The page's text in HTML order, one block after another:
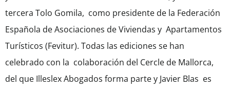
tercera Tolo Gomila, como presidente de la Federación
Española de Asociaciones de Viviendas y Apartamentos
Turísticos (Fevitur). Todas las ediciones se han
celebrado con la colaboración del Cercle de Mallorca,
del que Illeslex Abogados forma parte y Javier Blas es